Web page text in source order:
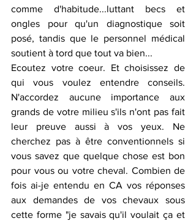
comme d'habitude...luttant becs et
ongles pour qu'un diagnostique soit
posé, tandis que le personnel médical
soutient à tord que tout va bien...
Ecoutez votre coeur. Et choisissez de
qui vous voulez entendre conseils.
N'accordez aucune importance aux
grands de votre milieu s'ils n'ont pas fait
leur preuve aussi à vos yeux. Ne
cherchez pas à être conventionnels si
vous savez que quelque chose est bon
pour vous ou votre cheval. Combien de
fois ai-je entendu en CA vos réponses
aux demandes de vos chevaux sous
cette forme "je savais qu'il voulait ça et